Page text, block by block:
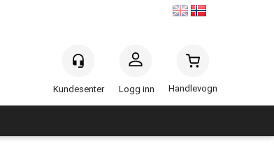
Logg inn Handlevogn